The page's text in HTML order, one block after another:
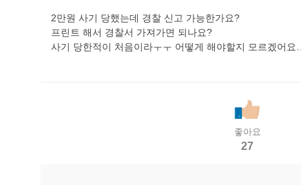
2만원 사기 당했는데 경찰 신고 가능한가요?
프린트 해서 경찰서 가져가면 되나요?
사기 당한적이 처음이라ㅜㅜ 어떻게 해야할지 모르겠어요…
좋아요
27